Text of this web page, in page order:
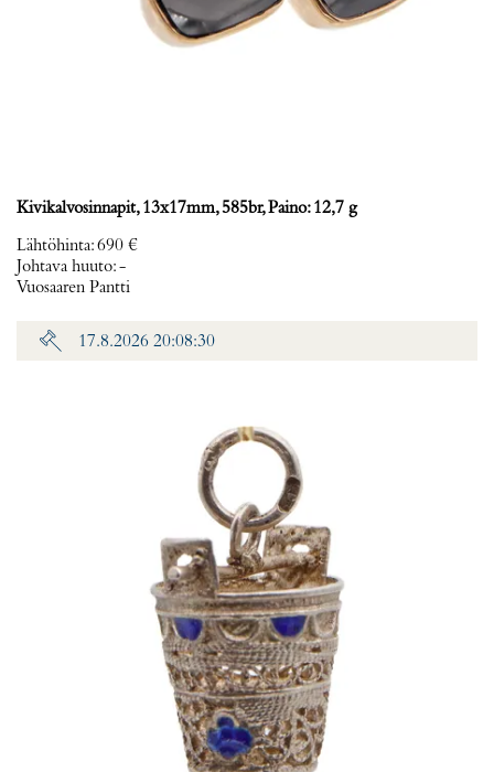
Kivikalvosinnapit, 13x17mm, 585br, Paino: 12,7 g
Lähtöhinta:690 €
Johtava huuto:-
Vuosaaren Pantti
17.8.2026 20:08:30